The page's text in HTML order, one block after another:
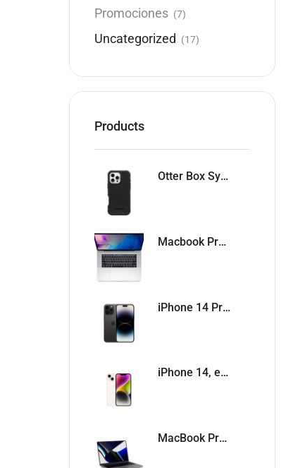
Promociones (7)
Uncategorized (17)
Products
Otter Box Symmetry 16 Pro Max
Macbook Pro 2019 Like New
iPhone 14 Pro Max, Sim Fisico Desbloqueado Like New
iPhone 14, eSim, Totalmente Desbloqueado Like New
MacBook Pro 2021 14" Apple M1 Pro, (MDM Desactivado) Like New